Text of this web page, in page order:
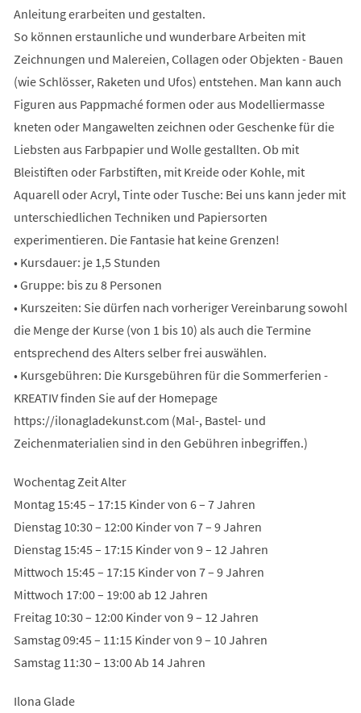
Anleitung erarbeiten und gestalten.
So können erstaunliche und wunderbare Arbeiten mit
Zeichnungen und Malereien, Collagen oder Objekten - Bauen
(wie Schlösser, Raketen und Ufos) entstehen. Man kann auch
Figuren aus Pappmaché formen oder aus Modelliermasse
kneten oder Mangawelten zeichnen oder Geschenke für die
Liebsten aus Farbpapier und Wolle gestallten. Ob mit
Bleistiften oder Farbstiften, mit Kreide oder Kohle, mit
Aquarell oder Acryl, Tinte oder Tusche: Bei uns kann jeder mit
unterschiedlichen Techniken und Papiersorten
experimentieren. Die Fantasie hat keine Grenzen!
• Kursdauer: je 1,5 Stunden
• Gruppe: bis zu 8 Personen
• Kurszeiten: Sie dürfen nach vorheriger Vereinbarung sowohl
die Menge der Kurse (von 1 bis 10) als auch die Termine
entsprechend des Alters selber frei auswählen.
• Kursgebühren: Die Kursgebühren für die Sommerferien -
KREATIV finden Sie auf der Homepage
https://ilonagladekunst.com (Mal-, Bastel- und
Zeichenmaterialien sind in den Gebühren inbegriffen.)
Wochentag Zeit Alter
Montag 15:45 – 17:15 Kinder von 6 – 7 Jahren
Dienstag 10:30 – 12:00 Kinder von 7 – 9 Jahren
Dienstag 15:45 – 17:15 Kinder von 9 – 12 Jahren
Mittwoch 15:45 – 17:15 Kinder von 7 – 9 Jahren
Mittwoch 17:00 – 19:00 ab 12 Jahren
Freitag 10:30 – 12:00 Kinder von 9 – 12 Jahren
Samstag 09:45 – 11:15 Kinder von 9 – 10 Jahren
Samstag 11:30 – 13:00 Ab 14 Jahren
Ilona Glade